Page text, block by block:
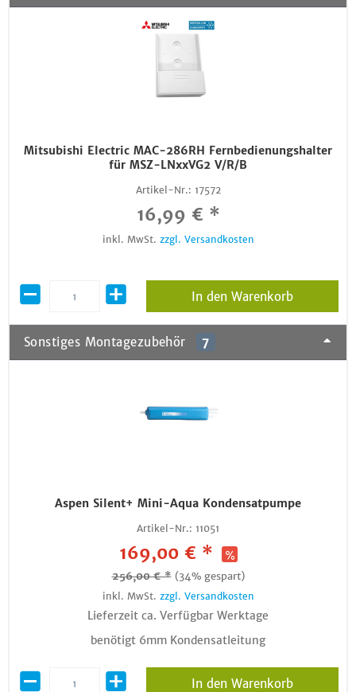
Mitsubishi Electric MAC-286RH Fernbedienungshalter
für MSZ-LNxxVG2 V/R/B
Artikel-Nr.: 17572
16,99 € *
inkl. MwSt. zzgl. Versandkosten
In den Warenkorb
Sonstiges Montagezubehör 7
Aspen Silent+ Mini-Aqua Kondensatpumpe
Artikel-Nr.: 11051
169,00 € *
256,00 € * (34% gespart)
inkl. MwSt. zzgl. Versandkosten
Lieferzeit ca. Verfügbar Werktage
benötigt 6mm Kondensatleitung
In den Warenkorb